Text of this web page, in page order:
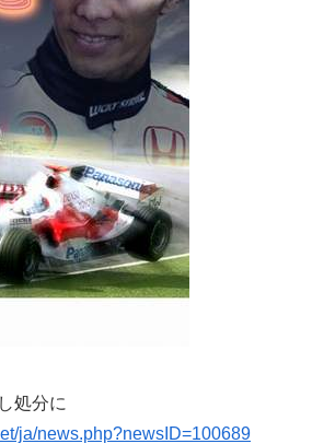
処分に
ja/news.php?newsID=100689